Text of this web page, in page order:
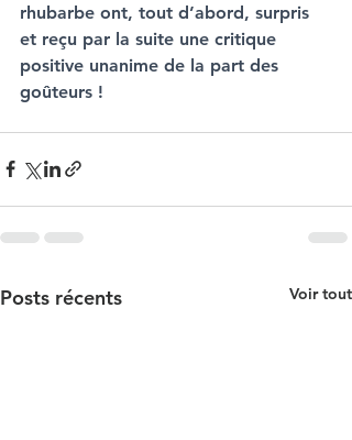
rhubarbe ont, tout d’abord, surpris
et reçu par la suite une critique
positive unanime de la part des
goûteurs !
Posts récents Voir tout